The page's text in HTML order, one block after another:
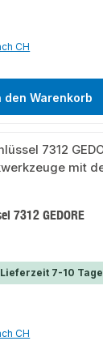
CH
den Warenkorb
7312 GEDORE
7-10 Tage
CH